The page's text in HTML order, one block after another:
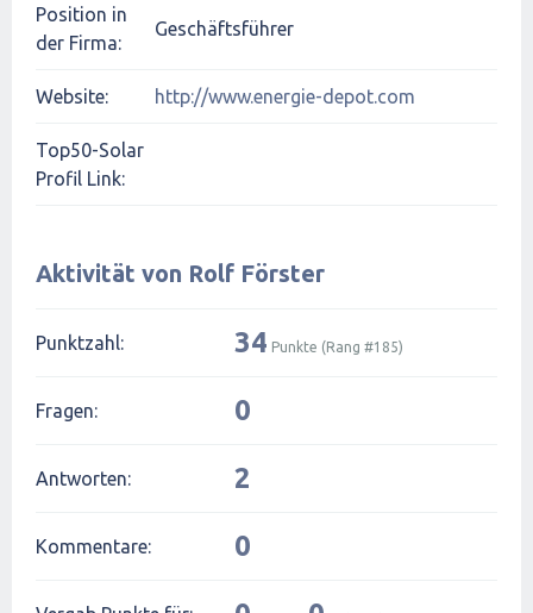
Position in
der Firma:
Geschäftsführer
Website: http://www.energie-depot.com
Top50-Solar
Profil Link:
Aktivität von Rolf Förster
Punktzahl: 34 Punkte (Rang #185)
Fragen: 0
Antworten: 2
Kommentare: 0